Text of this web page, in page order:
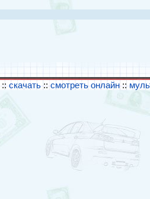
:: скачать::смотреть онлайн::